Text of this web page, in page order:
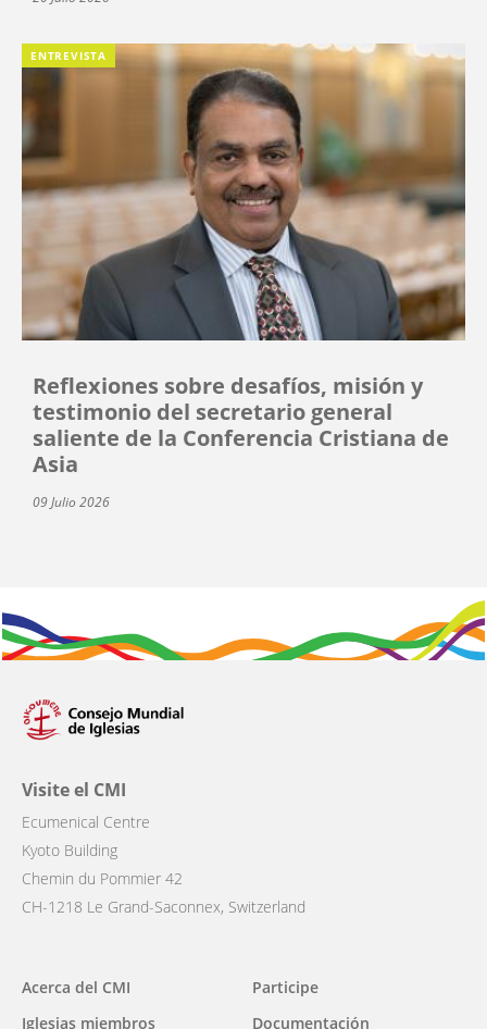
ENTREVISTA
Reflexiones sobre desafíos, misión y
testimonio del secretario general
saliente de la Conferencia Cristiana de
Asia
09 Julio 2026
Visite el CMI
Ecumenical Centre
Kyoto Building
Chemin du Pommier 42
CH-1218 Le Grand-Saconnex, Switzerland
Main
Acerca del CMI
Iglesias miembros
Participe
Documentación